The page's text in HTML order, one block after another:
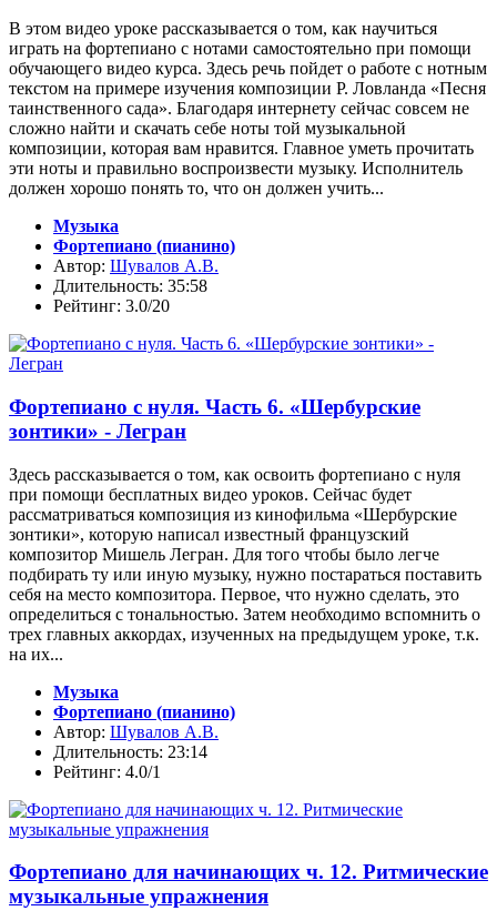
В этом видео уроке рассказывается о том, как научиться
играть на фортепиано с нотами самостоятельно при помощи
обучающего видео курса. Здесь речь пойдет о работе с нотным
текстом на примере изучения композиции Р. Ловланда «Песня
таинственного сада». Благодаря интернету сейчас совсем не
сложно найти и скачать себе ноты той музыкальной
композиции, которая вам нравится. Главное уметь прочитать
эти ноты и правильно воспроизвести музыку. Исполнитель
должен хорошо понять то, что он должен учить...
Музыка
Фортепиано (пианино)
Автор: Шувалов А.В.
Длительность: 35:58
Рейтинг: 3.0/20
Фортепиано с нуля. Часть 6. «Шербурские
зонтики» - Легран
Здесь рассказывается о том, как освоить фортепиано с нуля
при помощи бесплатных видео уроков. Сейчас будет
рассматриваться композиция из кинофильма «Шербурские
зонтики», которую написал известный французский
композитор Мишель Легран. Для того чтобы было легче
подбирать ту или иную музыку, нужно постараться поставить
себя на место композитора. Первое, что нужно сделать, это
определиться с тональностью. Затем необходимо вспомнить о
трех главных аккордах, изученных на предыдущем уроке, т.к.
на их...
Музыка
Фортепиано (пианино)
Автор: Шувалов А.В.
Длительность: 23:14
Рейтинг: 4.0/1
Фортепиано для начинающих ч. 12. Ритмические
музыкальные упражнения